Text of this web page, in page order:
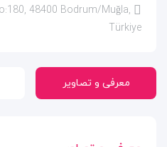
48400 Bodrum/Muğla,
Türkiye
معرفی و تصاویر